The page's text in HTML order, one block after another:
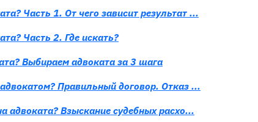
Часть 1. От чего зависит результат ...
Часть 2. Где искать?
Выбираем адвоката за 3 шага
Правильный договор. Отказ ...
адвоката? Взыскание судебных расхо...